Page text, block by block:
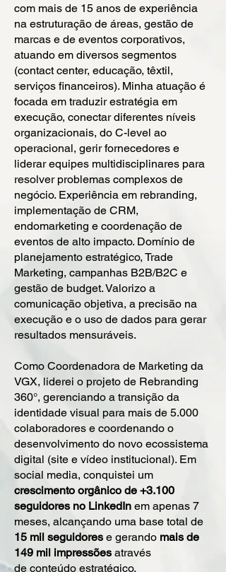
com mais de 15 anos de experiência
na estruturação de áreas, gestão de
marcas e de eventos corporativos,
atuando em diversos segmentos
(contact center, educação, têxtil,
serviços financeiros). Minha atuação é
focada em traduzir estratégia em
execução, conectar diferentes níveis
organizacionais, do C-level ao
operacional, gerir fornecedores e
liderar equipes multidisciplinares para
resolver problemas complexos de
negócio. Experiência em rebranding,
implementação de CRM,
endomarketing e coordenação de
eventos de alto impacto. Domínio de
planejamento estratégico, Trade
Marketing, campanhas B2B/B2C e
gestão de budget. Valorizo a
comunicação objetiva, a precisão na
execução e o uso de dados para gerar
resultados mensuráveis.
Como Coordenadora de Marketing da
VGX, liderei o projeto de Rebranding
360°, gerenciando a transição da
identidade visual para mais de 5.000
colaboradores e coordenando o
desenvolvimento do novo ecossistema
digital (site e vídeo institucional). Em
social media, conquistei um
crescimento orgânico de +3.100
seguidores no LinkedIn em apenas 7
meses, alcançando uma base total de
15 mil seguidores e gerando mais de
149 mil impressões através
de conteúdo estratégico.